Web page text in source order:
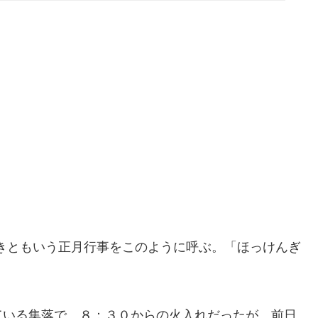
もいう正月行事をこのように呼ぶ。「ほっけんぎ